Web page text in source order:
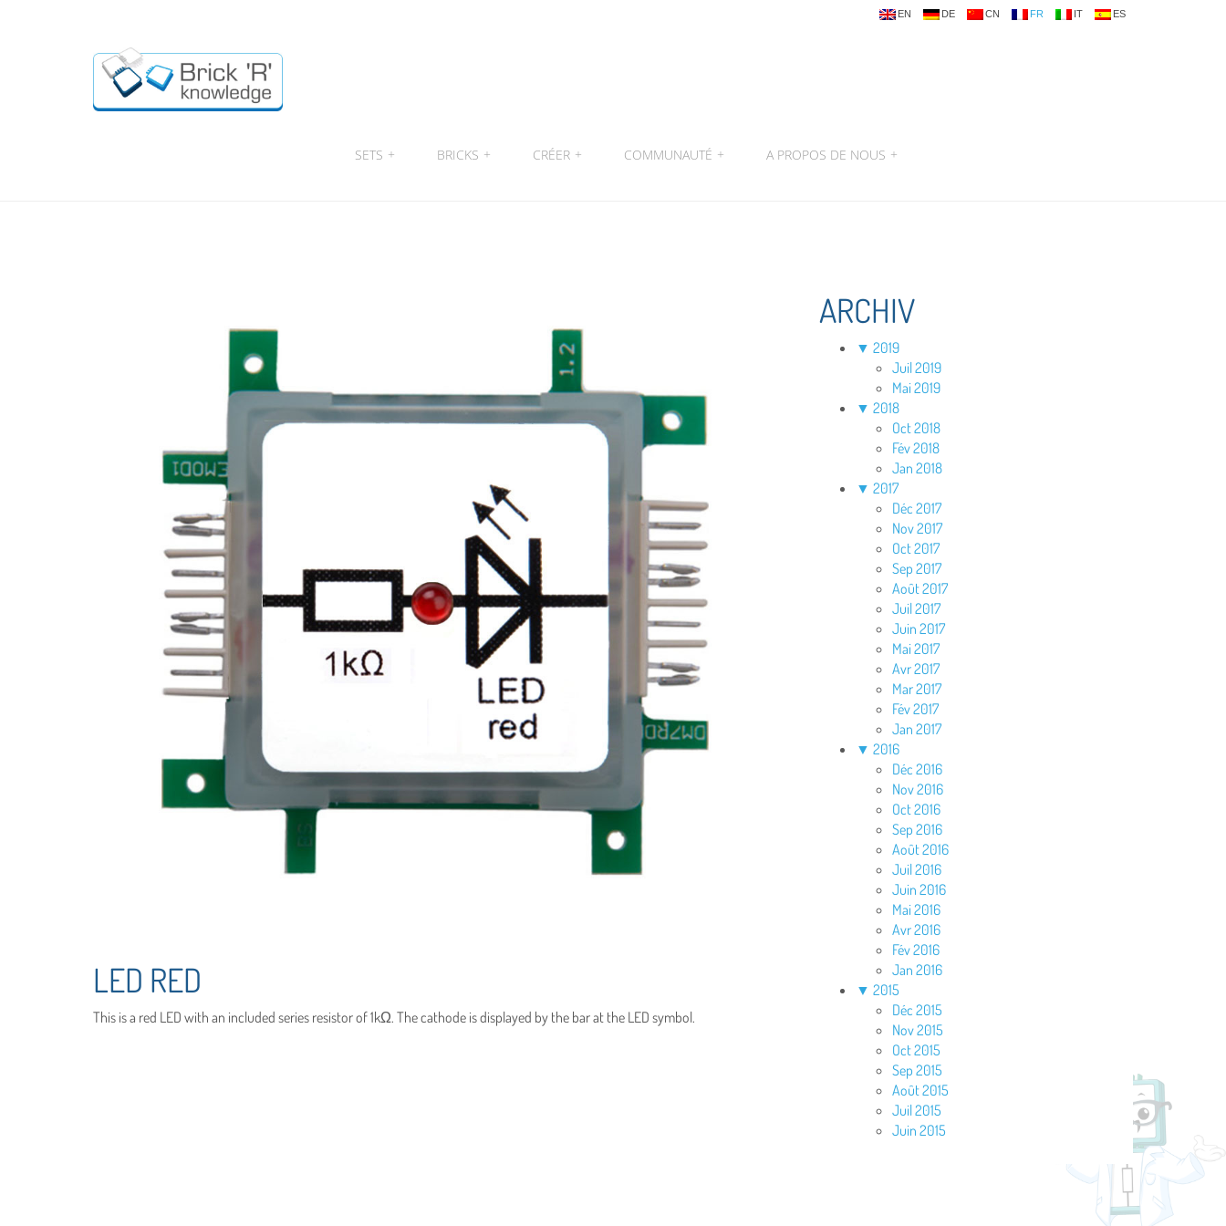
EN DE CN FR IT ES
SETS + BRICKS + CRÉER + COMMUNAUTÉ + A PROPOS DE NOUS +
LED RED
This is a red LED with an included series resistor of 1kΩ. The cathode is displayed by the bar at the LED symbol.
ARCHIV
▼ 2019
Juil 2019
Mai 2019
▼ 2018
Oct 2018
Fév 2018
Jan 2018
▼ 2017
Déc 2017
Nov 2017
Oct 2017
Sep 2017
Août 2017
Juil 2017
Juin 2017
Mai 2017
Avr 2017
Mar 2017
Fév 2017
Jan 2017
▼ 2016
Déc 2016
Nov 2016
Oct 2016
Sep 2016
Août 2016
Juil 2016
Juin 2016
Mai 2016
Avr 2016
Fév 2016
Jan 2016
▼ 2015
Déc 2015
Nov 2015
Oct 2015
Sep 2015
Août 2015
Juil 2015
Juin 2015